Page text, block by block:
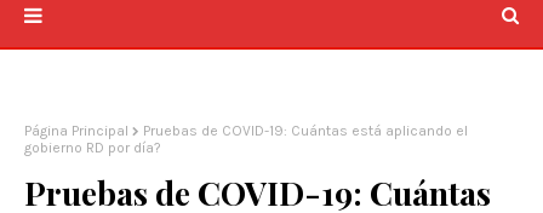
Página Principal
Pruebas de COVID-19: Cuántas está aplicando el
gobierno RD por día?
Pruebas de COVID-19: Cuántas